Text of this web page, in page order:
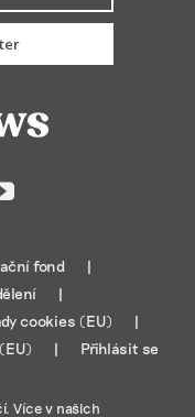
YouTube
fond
cookies (EU)
Přihlásit se
Více v našich